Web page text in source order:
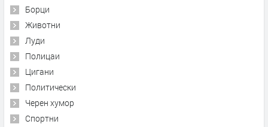
Борци
Животни
Луди
Полицаи
Цигани
Политически
Черен хумор
Спортни